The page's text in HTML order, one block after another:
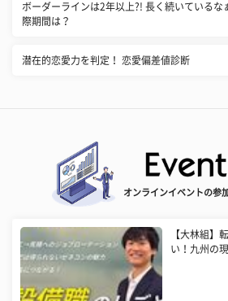
ボーダーラインは2年以上?! 長く続いているな
際期間は？
潜在的恋愛力を判定！ 恋愛偏差値診断
オンラインイベントの参
【大林組】
い！九州の